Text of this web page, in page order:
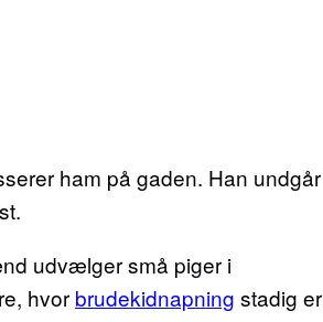
ham på gaden. Han undgår
udvælger små piger i
hvor brudekidnapning stadig er